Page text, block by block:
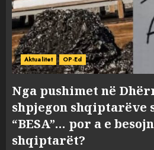
Aktualitet OP-Ed
Nga pushimet në
shpjegon shqiptarëve
“BESA”… por a e
shqiptarët?